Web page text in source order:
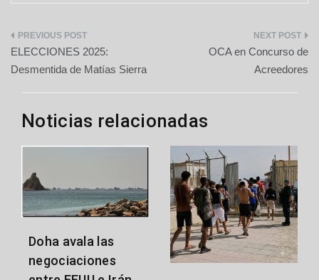
Navegación
de
entradas
ELECCIONES 2025:
Desmentida de Matías Sierra
OCA en Concurso de
Acreedores
Noticias relacionadas
Doha avala las
negociaciones